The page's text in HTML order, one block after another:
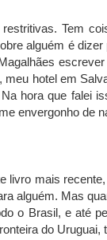
Tem
alguém é
meu hotel em
hora que falei
envergonho de
livro mais
alguém. Mas
o Brasil, e até
do